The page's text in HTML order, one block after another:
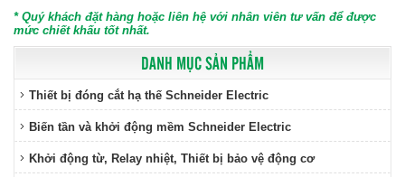
DANH MỤC SẢN PHẨM
Thiết bị đóng cắt hạ thế Schneider Electric
Biến tần và khởi động mềm Schneider Electric
Khởi động từ, Relay nhiệt, Thiết bị bảo vệ động cơ
* Quý khách đặt hàng hoặc liên hệ với nhân viên tư vấn để được
mức chiết khấu tốt nhất.